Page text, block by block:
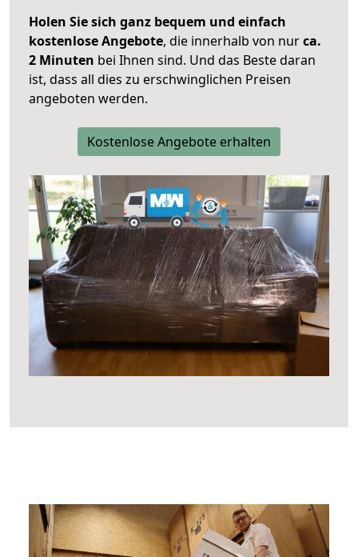
Holen Sie sich ganz bequem und einfach
kostenlose Angebote, die innerhalb von nurca.
2 Minuten bei Ihnen sind. Und das Beste daran
ist, dass all dies zu erschwinglichen Preisen
angeboten werden.
Kostenlose Angebote erhalten